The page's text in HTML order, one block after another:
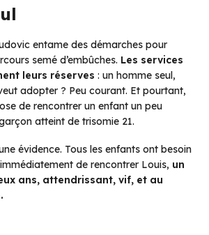
entame des démarches pour
semé d’embûches. Les services
leurs réserves : un homme seul,
adopter ? Peu courant. Et pourtant,
de rencontrer un enfant un peu
atteint de trisomie 21.
évidence. Tous les enfants ont besoin
de rencontrer Louis, un
ans, attendrissant, vif, et au